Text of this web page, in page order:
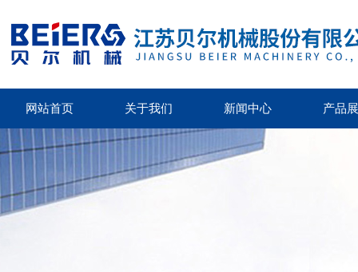
网站首页 关于我们 新闻中心 产品